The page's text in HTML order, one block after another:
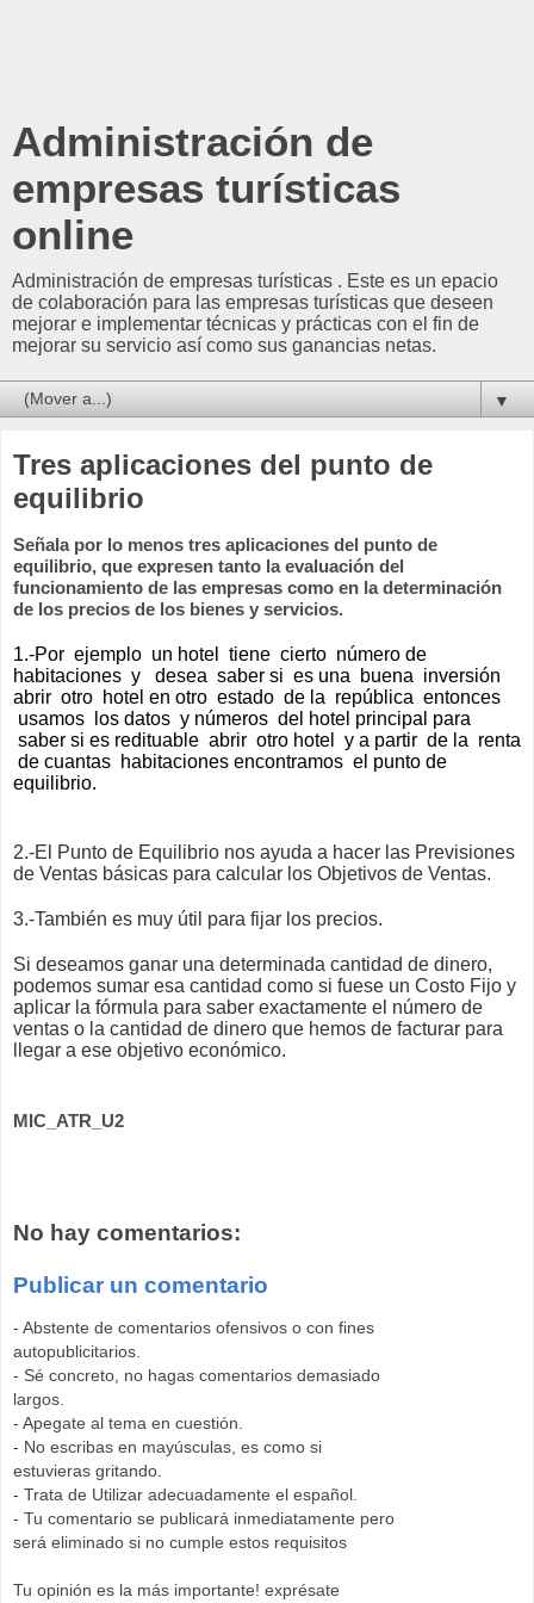
Administración de
empresas turísticas
online
Administración de empresas turísticas . Este es un epacio
de colaboración para las empresas turísticas que deseen
mejorar e implementar técnicas y prácticas con el fin de
mejorar su servicio así como sus ganancias netas.
▼
Tres aplicaciones del punto de
equilibrio
Señala por lo menos tres aplicaciones del punto de
equilibrio, que expresen tanto la evaluación del
funcionamiento de las empresas como en la determinación
de los precios de los bienes y servicios.
1.-Por  ejemplo  un hotel  tiene  cierto  número de
habitaciones  y   desea  saber si  es una  buena  inversión
abrir  otro  hotel en otro  estado  de la  república  entonces
usamos  los datos  y números  del hotel principal para
saber si es redituable  abrir  otro hotel  y a partir  de la  renta
de cuantas  habitaciones encontramos  el punto de
equilibrio.
2.-El Punto de Equilibrio nos ayuda a hacer las Previsiones
de Ventas básicas para calcular los Objetivos de Ventas.
3.-También es muy útil para fijar los precios.
Si deseamos ganar una determinada cantidad de dinero,
podemos sumar esa cantidad como si fuese un Costo Fijo y
aplicar la fórmula para saber exactamente el número de
ventas o la cantidad de dinero que hemos de facturar para
llegar a ese objetivo económico.
MIC_ATR_U2
No hay comentarios:
Publicar un comentario
- Abstente de comentarios ofensivos o con fines
autopublicitarios.
- Sé concreto, no hagas comentarios demasiado
largos.
- Apegate al tema en cuestión.
- No escribas en mayúsculas, es como si
estuvieras gritando.
- Trata de Utilizar adecuadamente el español.
- Tu comentario se publicará inmediatamente pero
será eliminado si no cumple estos requisitos
Tu opinión es la más importante! exprésate